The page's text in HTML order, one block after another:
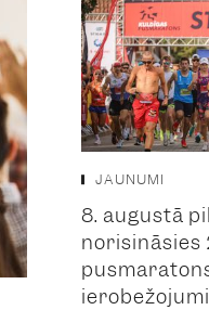
JAUNUMI
8. augustā
norisināsies
ierobežojumi